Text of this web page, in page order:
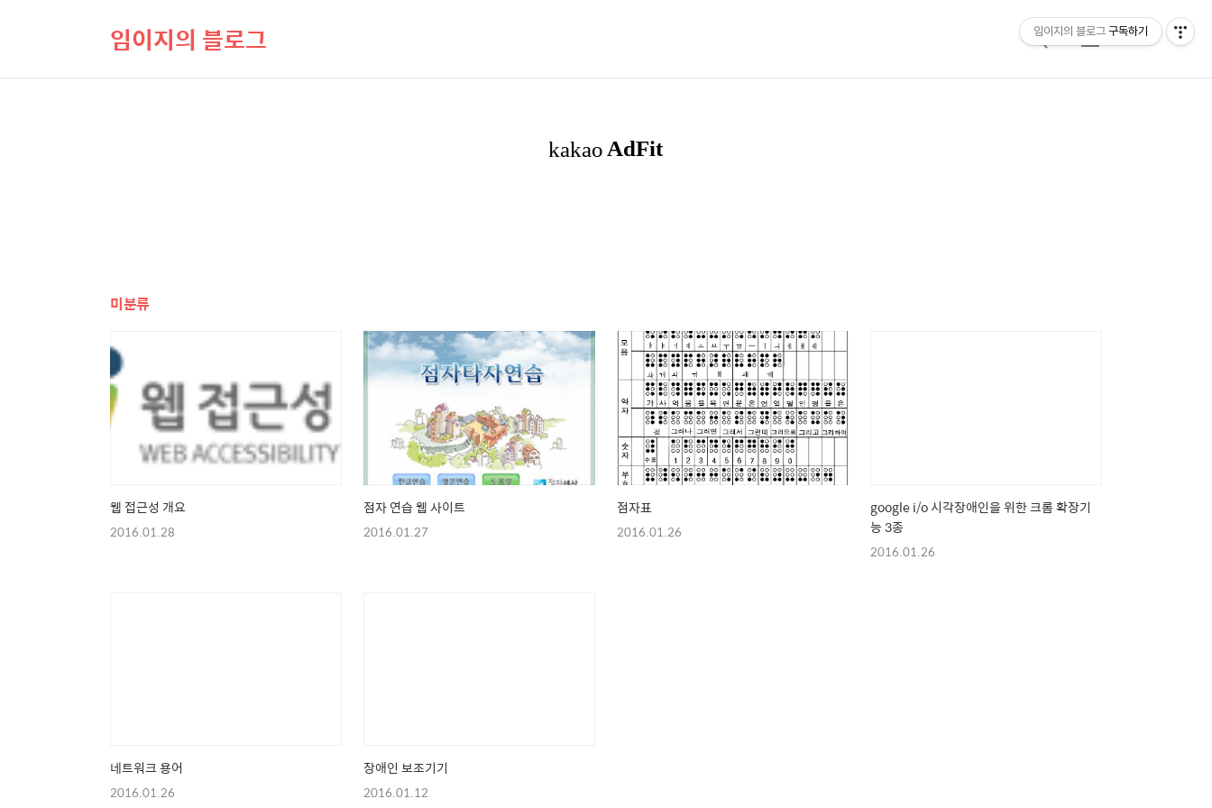
임이지의 블로그
검
메
미분류
웹 접근성 개요
2016.01.28
점자 연습 웹 사이트
2016.01.27
점자표
2016.01.26
google i/o 시각장애인을 위한 크롬 확장기
능 3종
2016.01.26
네트워크 용어
2016.01.26
장애인 보조기기
2016.01.12
임이지의 블로그 구독하기